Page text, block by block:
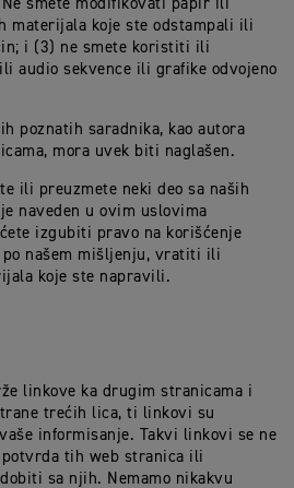
smete modifikovati papir ili
materijala koje ste odstampali ili
i (3) ne smete koristiti ili
audio sekvence ili grafike odvojeno
poznatih saradnika, kao autora
mora uvek biti naglašen.
ili preuzmete neki deo sa naših
naveden u ovim uslovima
izgubiti pravo na korišćenje
našem mišljenju, vratiti ili
koje ste napravili.
linkove ka drugim stranicama i
trećih lica, ti linkovi su
informisanje. Takvi linkovi se ne
potvrda tih web stranica ili
sa njih. Nemamo nikakvu